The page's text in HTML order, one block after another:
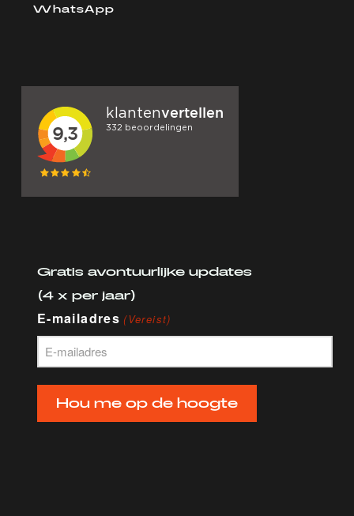
WhatsApp
Gratis avontuurlijke updates
(4 x per jaar)
E-mailadres (Vereist)
Hou me op de hoogte